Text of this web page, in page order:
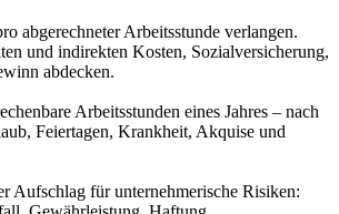
abgerechneter Arbeitsstunde verlangen.
und indirekten Kosten, Sozialversicherung,
abdecken.
Arbeitsstunden eines Jahres – nach
Feiertagen, Krankheit, Akquise und
Aufschlag für unternehmerische Risiken: